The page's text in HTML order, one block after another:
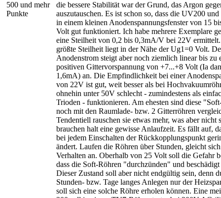
500 und mehr
Punkte
die bessere Stabilität war der Grund, das Argon
auszutauschen. Es ist schon so, dass die UV200
in einem kleinen Anodenspannungsfenster von 15
Volt gut funktioniert. Ich habe mehrere Exemplare
eine Steilheit von 0,2 bis 0,3mA/V bei 22V
größte Steilheit liegt in der Nähe der Ug1=0 Volt.
Anodenstrom steigt aber noch ziemlich linear bis zu
positiven Gittervorspannung von +7...+8 Volt (Ia
1,6mA) an. Die Empfindlichkeit bei einer
von 22V ist gut, weit besser als bei
ohnehin unter 50V schlecht - zumindestens als
Trioden - funktionieren. Am ehesten sind diese
noch mit den Raumlade- bzw. 2 Gitterröhren
Tendentiell rauschen sie etwas mehr, was aber nicht
brauchen halt eine gewisse Anlaufzeit. Es fällt auf,
bei jedem Einschalten der Rückkopplungspunkt
ändert. Laufen die Röhren über Stunden, gleicht
Verhalten an. Oberhalb von 25 Volt soll die Gefahr
dass die Soft-Röhren "durchzünden" und
Dieser Zustand soll aber nicht endgültig sein, denn
Stunden- bzw. Tage langes Anlegen nur der
soll sich eine solche Röhre erholen können. Eine